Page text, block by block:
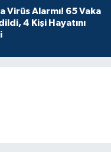
Virüs Alarmı! 65 Vaka
4 Kişi Hayatını